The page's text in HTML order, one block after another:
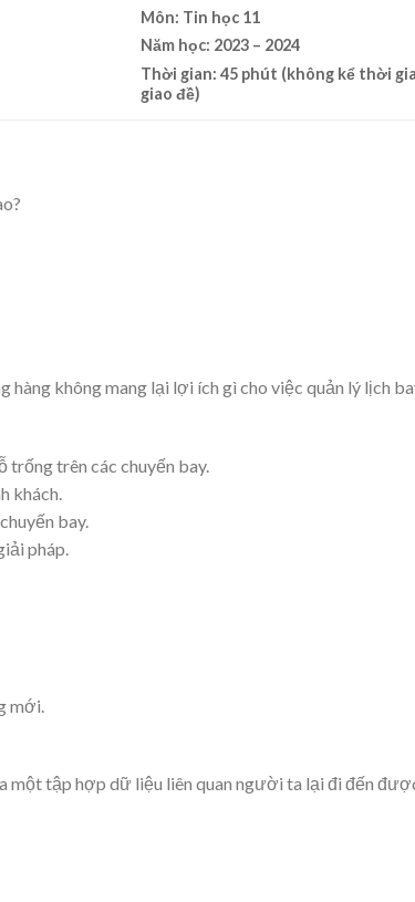
Môn: Tin học 11
Năm học: 2023 – 2024
Thời gian: 45 phút (không kể thời
giao đề)
hàng không mang lại lợi ích gì cho việc quản lý lịch
trống trên các chuyến bay.
khách.
bay.
pháp.
mới.
một tập hợp dữ liệu liên quan người ta lại đi đến